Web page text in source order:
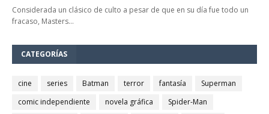
Considerada un clásico de culto a pesar de que en su día fue todo un
fracaso, Masters…
CATEGORÍAS
cine series Batman terror fantasía
Superman
comic independiente
novela gráfica
Spider-Man